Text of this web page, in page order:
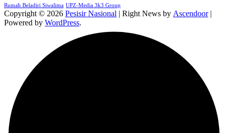
Rumah Beladiri Siwalima UPZ-Media 3k3 Group
Copyright © 2026 Pesisir Nasional | Right News by Ascendoor|
Powered by WordPress.